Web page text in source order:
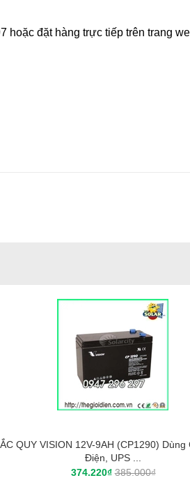
hoặc đặt hàng trực tiếp trên trang
ẮC QUY VISION 12V-9AH (CP1290) Dùng
Điện, UPS ...
374.220₫385.000₫